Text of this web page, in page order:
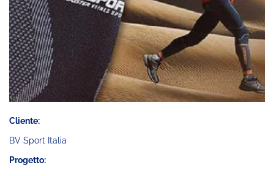
Cliente:
BV Sport Italia
Progetto: